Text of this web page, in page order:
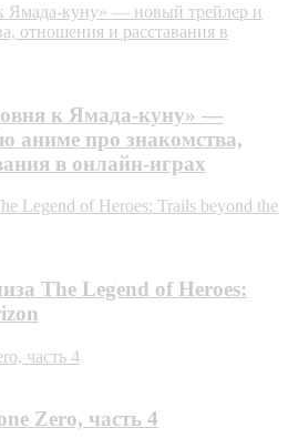
Ямада-куну» — новый трейлер и
отношения и расставания в
к Ямада-куну» —
аниме про знакомства,
в онлайн-играх
Legend of Heroes: Trails beyond the
The Legend of Heroes:
часть 4
Zero, часть 4